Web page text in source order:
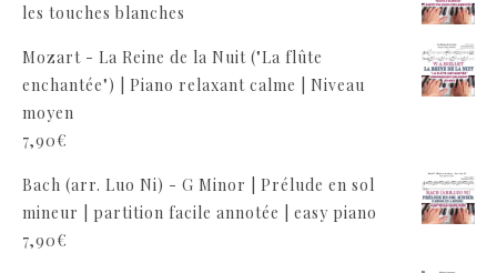
les touches blanches
Mozart - La Reine de la Nuit ("La flûte
enchantée") | Piano relaxant calme | Niveau
moyen
7,90€
Bach (arr. Luo Ni) - G Minor | Prélude en sol
mineur | partition facile annotée | easy piano
7,90€